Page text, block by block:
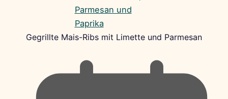
Gegrillte Mais-Ribs mit Limette und Parmesan